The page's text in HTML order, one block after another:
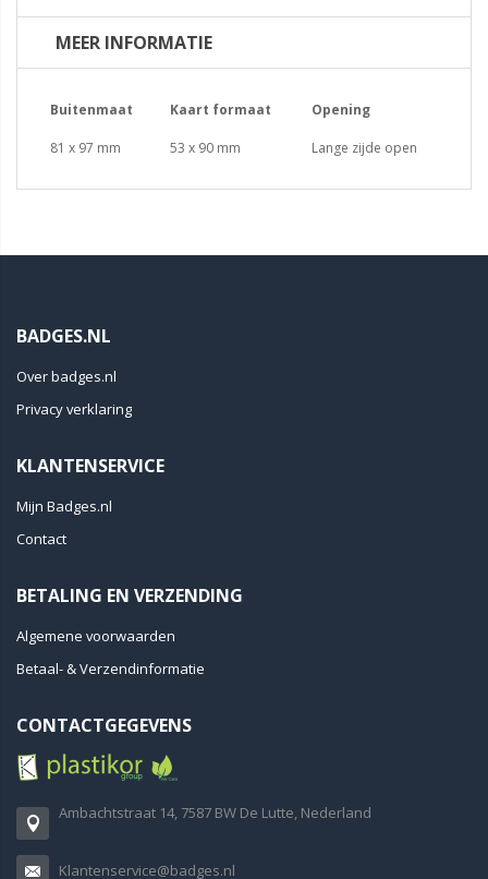
MEER INFORMATIE
Buitenmaat Kaart formaat Opening
81 x 97 mm 53 x 90 mm Lange zijde open
BADGES.NL
Over badges.nl
Privacy verklaring
KLANTENSERVICE
Mijn Badges.nl
Contact
BETALING EN VERZENDING
Algemene voorwaarden
Betaal- & Verzendinformatie
CONTACTGEGEVENS
Ambachtstraat 14, 7587 BW De Lutte, Nederland
Klantenservice@badges.nl